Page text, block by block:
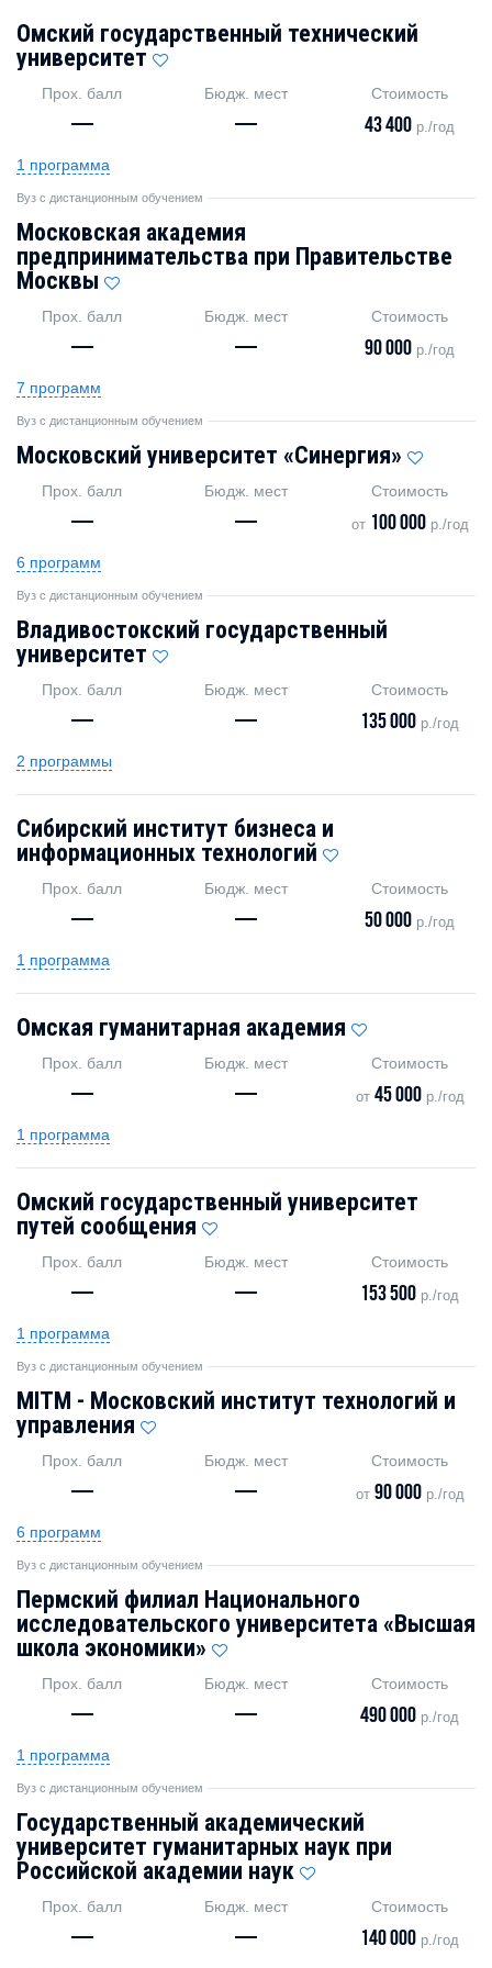
Омский государственный технический
университет
Прох. балл
—
Бюдж. мест
—
Стоимость
43 400 р./год
1 программа
Вуз с дистанционным обучением
Московская академия
предпринимательства при Правительстве
Москвы
Прох. балл
—
Бюдж. мест
—
Стоимость
90 000 р./год
7 программ
Вуз с дистанционным обучением
Московский университет «Синергия»
Прох. балл
—
Бюдж. мест
—
Стоимость
от 100 000р./год
6 программ
Вуз с дистанционным обучением
Владивостокский государственный
университет
Прох. балл
—
Бюдж. мест
—
Стоимость
135 000 р./год
2 программы
Сибирский институт бизнеса и
информационных технологий
Прох. балл
—
Бюдж. мест
—
Стоимость
50 000 р./год
1 программа
Омская гуманитарная академия
Прох. балл
—
Бюдж. мест
—
Стоимость
от 45 000р./год
1 программа
Омский государственный университет
путей сообщения
Прох. балл
—
Бюдж. мест
—
Стоимость
153 500 р./год
1 программа
Вуз с дистанционным обучением
MITM - Московский институт технологий и
управления
Прох. балл
—
Бюдж. мест
—
Стоимость
от 90 000р./год
6 программ
Вуз с дистанционным обучением
Пермский филиал Национального
исследовательского университета «Высшая
школа экономики»
Прох. балл
—
Бюдж. мест
—
Стоимость
490 000 р./год
1 программа
Вуз с дистанционным обучением
Государственный академический
университет гуманитарных наук при
Российской академии наук
Прох. балл
—
Бюдж. мест
—
Стоимость
140 000 р./год